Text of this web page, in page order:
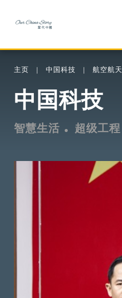
主页 中国科技 航空航天
中国科技
智慧生活 超级工程